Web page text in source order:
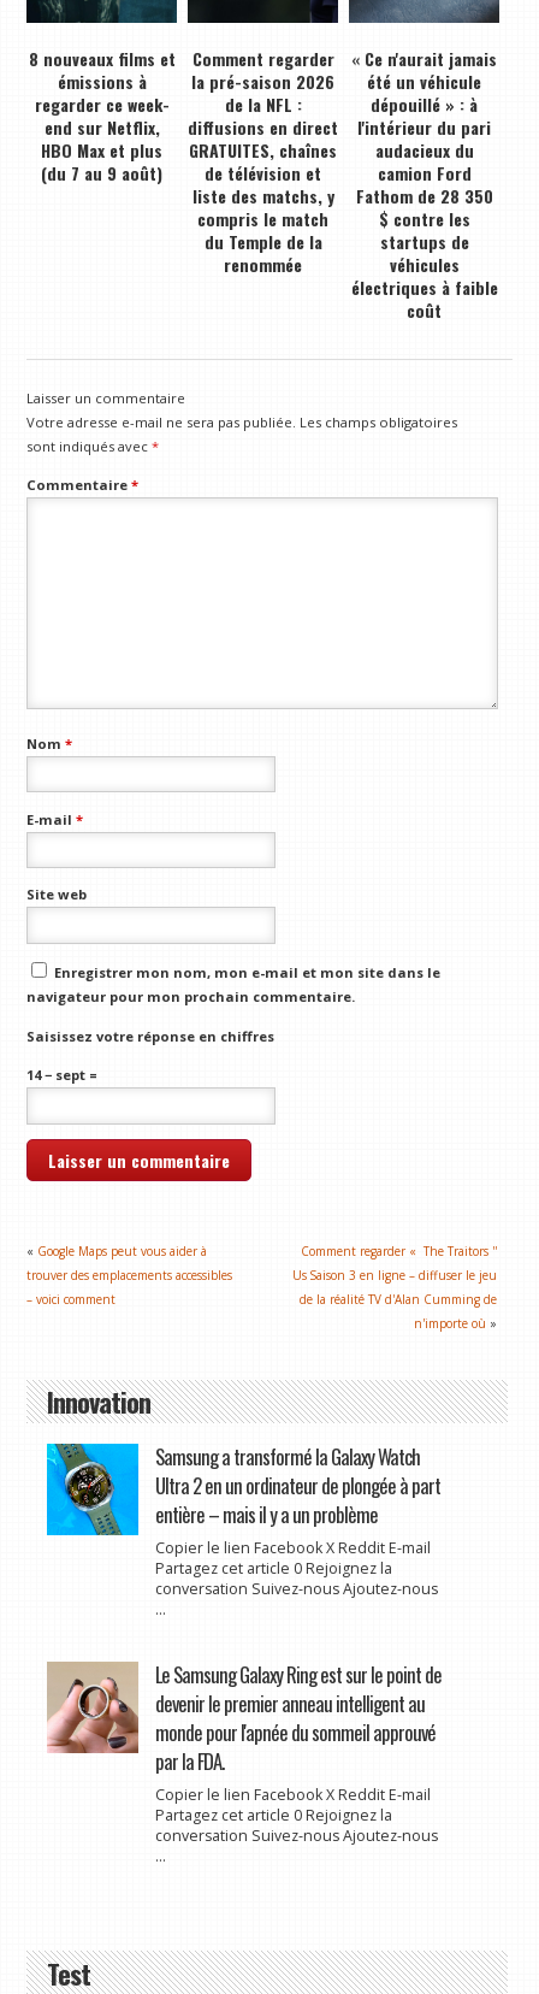
8 nouveaux films et
émissions à
regarder ce week-
end sur Netflix,
HBO Max et plus
(du 7 au 9 août)
Comment regarder
la pré-saison 2026
de la NFL :
diffusions en direct
GRATUITES, chaînes
de télévision et
liste des matchs, y
compris le match
du Temple de la
renommée
« Ce n'aurait jamais
été un véhicule
dépouillé » : à
l'intérieur du pari
audacieux du
camion Ford
Fathom de 28 350
$ contre les
startups de
véhicules
électriques à faible
coût
Laisser un commentaire
Votre adresse e-mail ne sera pas publiée. Les champs obligatoires
sont indiqués avec*
Commentaire*
Nom*
E-mail*
Site web
Enregistrer mon nom, mon e-mail et mon site dans le
navigateur pour mon prochain commentaire.
Saisissez votre réponse en chiffres
14 − sept =
« Google Maps peut vous aider à
trouver des emplacements accessibles
– voici comment
Comment regarder « The Traitors ''
Us Saison 3 en ligne – diffuser le jeu
de la réalité TV d'Alan Cumming de
n'importe où »
Innovation
Samsung a transformé la Galaxy Watch
Ultra 2 en un ordinateur de plongée à part
entière – mais il y a un problème
Copier le lien Facebook X Reddit E-mail
Partagez cet article 0 Rejoignez la
conversation Suivez-nous Ajoutez-nous
...
Le Samsung Galaxy Ring est sur le point de
devenir le premier anneau intelligent au
monde pour l'apnée du sommeil approuvé
par la FDA.
Copier le lien Facebook X Reddit E-mail
Partagez cet article 0 Rejoignez la
conversation Suivez-nous Ajoutez-nous
...
Test